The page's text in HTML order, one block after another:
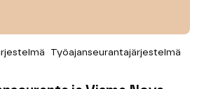
Työajanseurantajärjestelmä